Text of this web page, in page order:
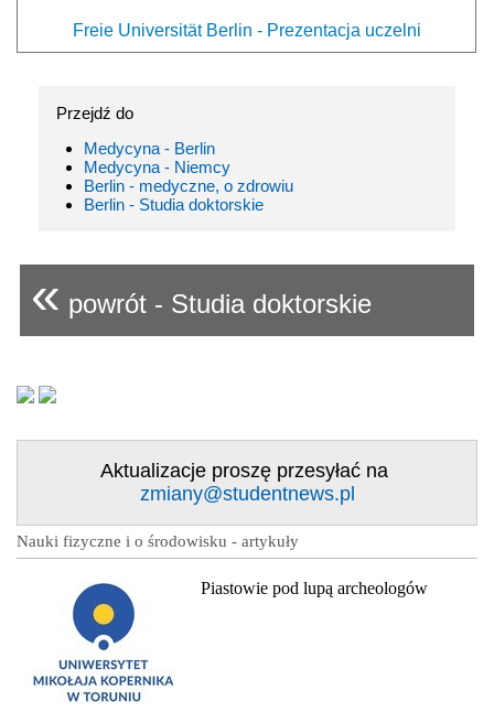
Freie Universität Berlin - Prezentacja uczelni
Przejdź do
Medycyna - Berlin
Medycyna - Niemcy
Berlin - medyczne, o zdrowiu
Berlin - Studia doktorskie
« powrót - Studia doktorskie
Aktualizacje proszę przesyłać na
zmiany@studentnews.pl
Nauki fizyczne i o środowisku - artykuły
Piastowie pod lupą archeologów